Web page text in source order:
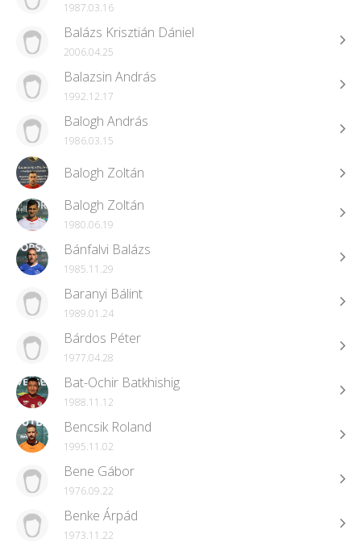
1987.03.16
Balázs Krisztián Dániel
2006.04.25
Balazsin András
1992.12.17
Balogh András
1986.03.15
Balogh Zoltán
Balogh Zoltán
1980.06.19
Bánfalvi Balázs
1985.11.29
Baranyi Bálint
1989.01.24
Bárdos Péter
1977.04.28
Bat-Ochir Batkhishig
1988.11.12
Bencsik Roland
1995.11.02
Bene Gábor
1976.09.22
Benke Árpád
1973.11.22